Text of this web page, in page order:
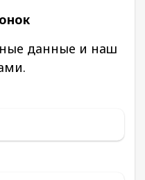
данные и наш